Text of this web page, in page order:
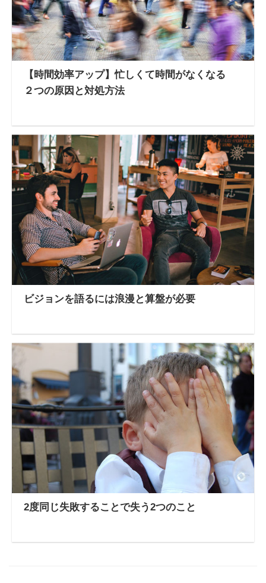
【時間効率アップ】忙しくて時間がなくなる
２つの原因と対処方法
ビジョンを語るには浪漫と算盤が必要
2度同じ失敗することで失う2つのこと